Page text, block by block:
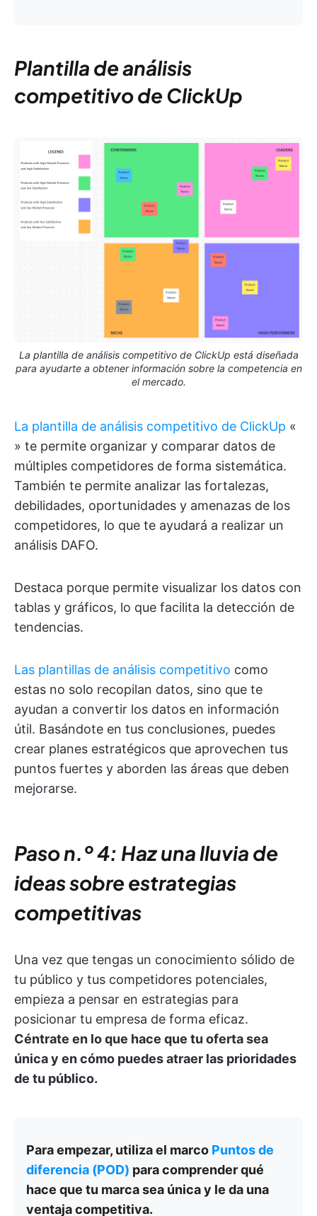
Plantilla de análisis
competitivo de ClickUp
La plantilla de análisis competitivo de ClickUp está diseñada
para ayudarte a obtener información sobre la competencia en
el mercado.
La plantilla de análisis competitivo de ClickUp «
» te permite organizar y comparar datos de
múltiples competidores de forma sistemática.
También te permite analizar las fortalezas,
debilidades, oportunidades y amenazas de los
competidores, lo que te ayudará a realizar un
análisis DAFO.
Destaca porque permite visualizar los datos con
tablas y gráficos, lo que facilita la detección de
tendencias.
Las plantillas de análisis competitivo como
estas no solo recopilan datos, sino que te
ayudan a convertir los datos en información
útil. Basándote en tus conclusiones, puedes
crear planes estratégicos que aprovechen tus
puntos fuertes y aborden las áreas que deben
mejorarse.
Paso n.º 4: Haz una lluvia de
ideas sobre estrategias
competitivas
Una vez que tengas un conocimiento sólido de
tu público y tus competidores potenciales,
empieza a pensar en estrategias para
posicionar tu empresa de forma eficaz.
Céntrate en lo que hace que tu oferta sea
única y en cómo puedes atraer las prioridades
de tu público.
Para empezar, utiliza el marco Puntos de
diferencia (POD) para comprender qué
hace que tu marca sea única y le da una
ventaja competitiva.